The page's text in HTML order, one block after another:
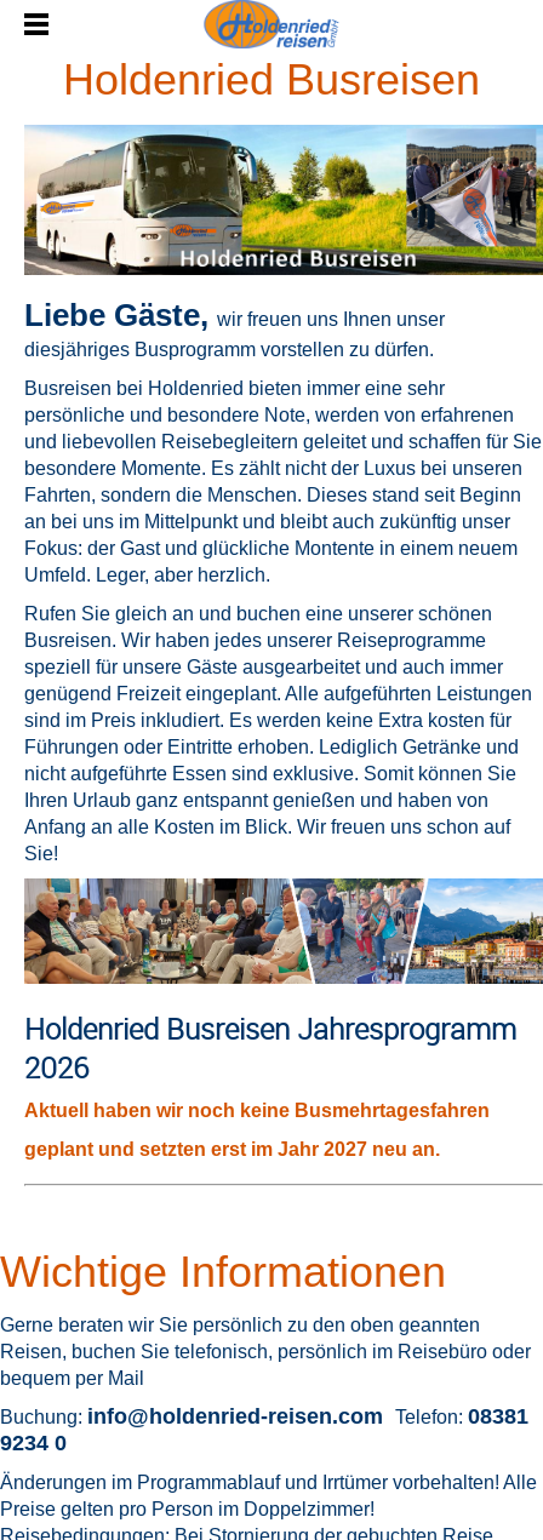
Holdenried Busreisen
Liebe Gäste, wir freuen uns Ihnen unser
diesjähriges Busprogramm vorstellen zu dürfen.
Busreisen bei Holdenried bieten immer eine sehr
persönliche und besondere Note, werden von erfahrenen
und liebevollen Reisebegleitern geleitet und schaffen für Sie
besondere Momente. Es zählt nicht der Luxus bei unseren
Fahrten, sondern die Menschen. Dieses stand seit Beginn
an bei uns im Mittelpunkt und bleibt auch zukünftig unser
Fokus: der Gast und glückliche Montente in einem neuem
Umfeld. Leger, aber herzlich.
Rufen Sie gleich an und buchen eine unserer schönen
Busreisen. Wir haben jedes unserer Reiseprogramme
speziell für unsere Gäste ausgearbeitet und auch immer
genügend Freizeit eingeplant. Alle aufgeführten Leistungen
sind im Preis inkludiert. Es werden keine Extra kosten für
Führungen oder Eintritte erhoben. Lediglich Getränke und
nicht aufgeführte Essen sind exklusive. Somit können Sie
Ihren Urlaub ganz entspannt genießen und haben von
Anfang an alle Kosten im Blick. Wir freuen uns schon auf
Sie!
Holdenried Busreisen Jahresprogramm
2026
Aktuell haben wir noch keine Busmehrtagesfahren
geplant und setzten erst im Jahr 2027 neu an.
Wichtige Informationen
Gerne beraten wir Sie persönlich zu den oben geannten
Reisen, buchen Sie telefonisch, persönlich im Reisebüro oder
bequem per Mail
Buchung: info@holdenried-reisen.com Telefon: 08381
9234 0
Änderungen im Programmablauf und Irrtümer vorbehalten! Alle
Preise gelten pro Person im Doppelzimmer!
Reisebedingungen: Bei Stornierung der gebuchten Reise